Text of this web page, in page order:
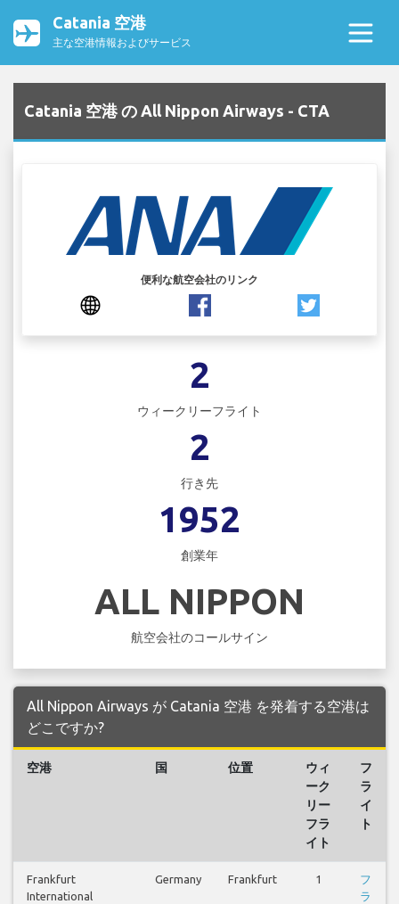
Catania 空港
主な空港情報およびサービス
Catania 空港 の All Nippon Airways - CTA
便利な航空会社のリンク
2
ウィークリーフライト
2
行き先
1952
創業年
ALL NIPPON
航空会社のコールサイン
All Nippon Airways が Catania 空港 を発着する空港は
どこですか?
空港 国 位置
ウィ
ーク
リー
フラ
イト
フ
ラ
イ
ト
Frankfurt
International
Germany Frankfurt 1
フ
ラ